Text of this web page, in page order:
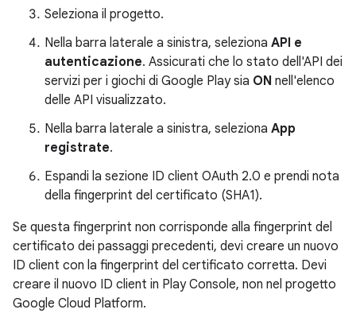
Seleziona il progetto.
Nella barra laterale a sinistra, seleziona API e
autenticazione. Assicurati che lo stato dell'API dei
servizi per i giochi di Google Play sia ON nell'elenco
delle API visualizzato.
Nella barra laterale a sinistra, seleziona App
registrate.
Espandi la sezione ID client OAuth 2.0 e prendi nota
della fingerprint del certificato (SHA1).
Se questa fingerprint non corrisponde alla fingerprint del
certificato dei passaggi precedenti, devi creare un nuovo
ID client con la fingerprint del certificato corretta. Devi
creare il nuovo ID client in Play Console, non nel progetto
Google Cloud Platform.